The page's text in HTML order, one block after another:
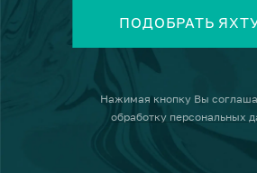
ПОДОБРАТЬ
Нажимая кнопку Вы
обработку персональных